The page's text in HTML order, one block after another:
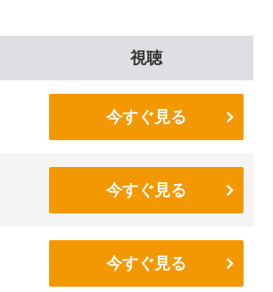
視聴
今すぐ見る
今すぐ見る
今すぐ見る